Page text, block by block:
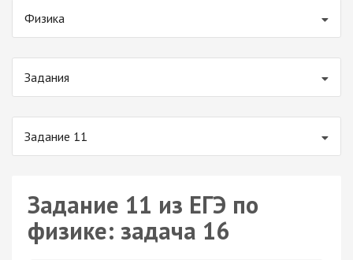
Физика
Задания
Задание 11
Задание 11 из ЕГЭ по
физике: задача 16